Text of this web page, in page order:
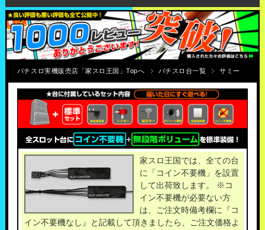
パチスロ実機販売店「家スロ王国」Topへ パチスロ台一覧 サミー
家スロ王国では、全ての台
に「コイン不要機」を設置
して出荷致します。 ※コ
イン不要機が必要ない方
は、ご注文時備考欄に『コ
イン不要機なし』と記載して頂きましたら、ご注文価格よ